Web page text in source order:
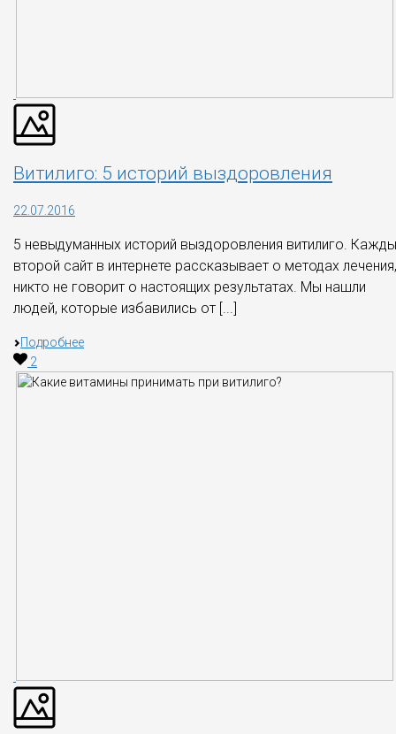
Витилиго: 5 историй выздоровления
22.07.2016
5 невыдуманных историй выздоровления витилиго.
второй сайт в интернете рассказывает о методах
никто не говорит о настоящих результатах. Мы нашли
людей, которые избавились от [...]
Подробнее
2